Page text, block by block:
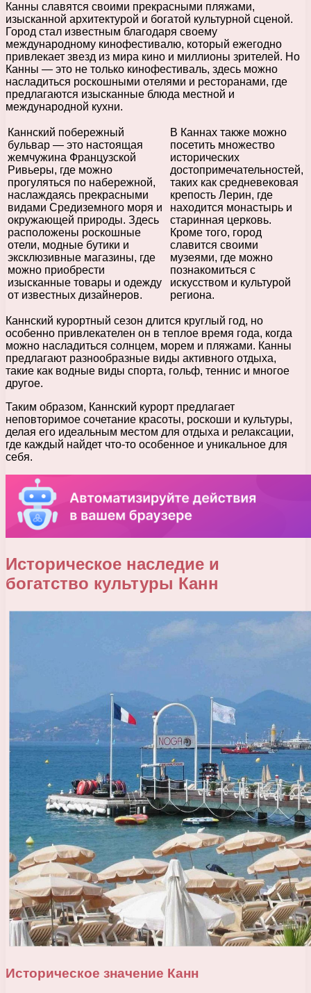
Канны славятся своими прекрасными пляжами,
изысканной архитектурой и богатой культурной сценой.
Город стал известным благодаря своему
международному кинофестивалю, который ежегодно
привлекает звезд из мира кино и миллионы зрителей. Но
Канны — это не только кинофестиваль, здесь можно
насладиться роскошными отелями и ресторанами, где
предлагаются изысканные блюда местной и
международной кухни.
Каннский побережный
бульвар — это настоящая
жемчужина Французской
Ривьеры, где можно
прогуляться по набережной,
наслаждаясь прекрасными
видами Средиземного моря и
окружающей природы. Здесь
расположены роскошные
отели, модные бутики и
эксклюзивные магазины, где
можно приобрести
изысканные товары и одежду
от известных дизайнеров.
В Каннах также можно
посетить множество
исторических
достопримечательностей,
таких как средневековая
крепость Лерин, где
находится монастырь и
старинная церковь.
Кроме того, город
славится своими
музеями, где можно
познакомиться с
искусством и культурой
региона.
Каннский курортный сезон длится круглый год, но
особенно привлекателен он в теплое время года, когда
можно насладиться солнцем, морем и пляжами. Канны
предлагают разнообразные виды активного отдыха,
такие как водные виды спорта, гольф, теннис и многое
другое.
Таким образом, Каннский курорт предлагает
неповторимое сочетание красоты, роскоши и культуры,
делая его идеальным местом для отдыха и релаксации,
где каждый найдет что-то особенное и уникальное для
себя.
Историческое наследие и
богатство культуры Канн
Историческое значение Канн